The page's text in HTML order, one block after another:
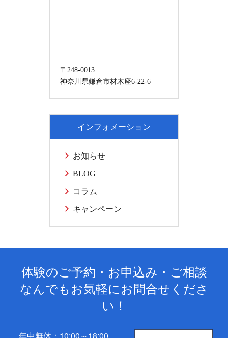
〒248-0013
神奈川県鎌倉市材木座6-22-6
インフォメーション
お知らせ
BLOG
コラム
キャンペーン
体験のご予約・お申込み・ご相談
なんでもお気軽にお問合せくださ
い！
年中無休：10:00～18:00